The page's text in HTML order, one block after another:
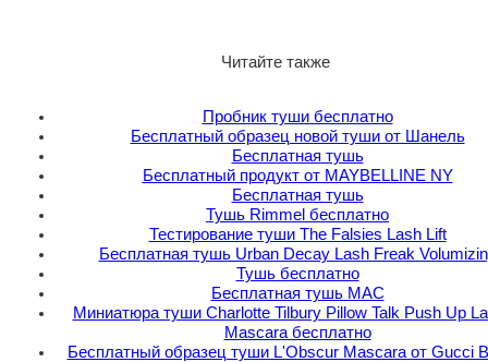
Читайте также
Пробник туши бесплатно
Бесплатный образец новой туши от Шанель
Бесплатная тушь
Бесплатный продукт от MAYBELLINE NY
Бесплатная тушь
Тушь Rimmel бесплатно
Тестирование туши The Falsies Lash Lift
Бесплатная тушь Urban Decay Lash Freak
Тушь бесплатно
Бесплатная тушь MAC
Миниатюра туши Charlotte Tilbury Pillow Talk Push Up
Mascara бесплатно
Бесплатный образец туши L'Obscur Mascara от Gucci